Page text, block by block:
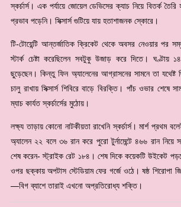
স্কর্চার্স। এক পর্যায়ে জোয়েল ডেভিসের ক্যাচ নিয়ে বিতর্ক
প্রভাব পড়েনি। সিক্সার্স গুটিয়ে যায় হতাশাজনক স্কোরে।
টি-টোয়েন্টি আন্তর্জাতিক ক্রিকেট থেকে অবসর নেওয়ার পর
স্টার্ক চেষ্টা করেছিলেন সবটুকু উজাড় করে দিতে। ঘণ্টায়
ছুড়েছেন। কিন্তু ফিন অ্যালেনের আগ্রাসনের সামনে তা যথেষ্ট
চালু রাখায় সিক্সার্স শিবিরে বাড়ে বিরক্তি। পাঁচ ওভার শেষে
ম্যাচ কার্যত স্কর্চার্সের মুঠোয়।
লক্ষ্য তাড়ায় কোনো নাটকীয়তা রাখেনি স্কর্চার্স। মার্শ প্রথম
অ্যালেন ২২ বলে ৩৬ রান করে পুরো টুর্নামেন্টে ৪৬৬ রান নিয়ে
শেষ করেন- স্ট্রাইক রেট ১৮৪। শেষ দিকে কয়েকটি উইকেট
ওপর ছক্কায় অপটাস স্টেডিয়াম ফের গর্জে ওঠে। ষষ্ঠ শিরোপা
—বিগ ব্যাশে তারাই এখনো অপ্রতিরোধ্য শক্তি।